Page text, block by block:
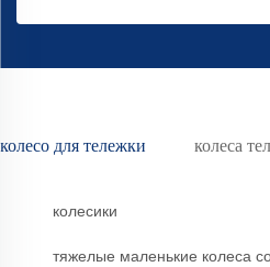
колесо для тележки колеса
колесики
тяжелые маленькие колеса